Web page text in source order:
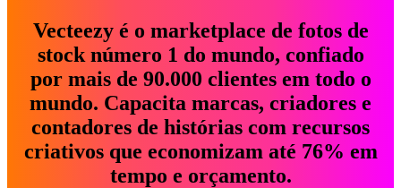
Vecteezy é o marketplace de fotos de
stock número 1 do mundo, confiado
por mais de 90.000 clientes em todo o
mundo. Capacita marcas, criadores e
contadores de histórias com recursos
criativos que economizam até 76% em
tempo e orçamento.